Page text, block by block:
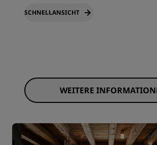
SCHNELLANSICHT
WEITERE